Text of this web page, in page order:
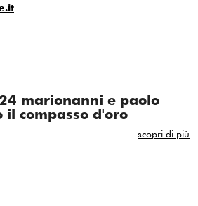
marionanni e paolo
il compasso d'oro
scopri di più